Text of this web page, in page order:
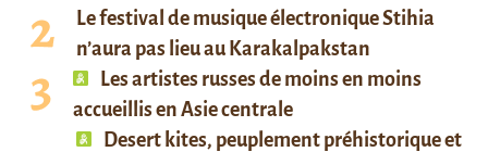
Le festival de musique électronique Stihia
n’aura pas lieu au Karakalpakstan
Les artistes russes de moins en moins
accueillis en Asie centrale
Desert kites, peuplement préhistorique et